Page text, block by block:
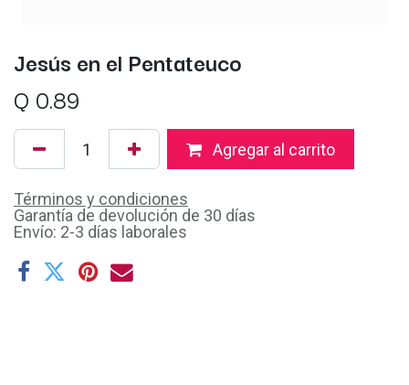
Jesús en el Pentateuco
Q 0.89
Agregar al carrito
Términos y condiciones
Garantía de devolución de 30 días
Envío: 2-3 días laborales